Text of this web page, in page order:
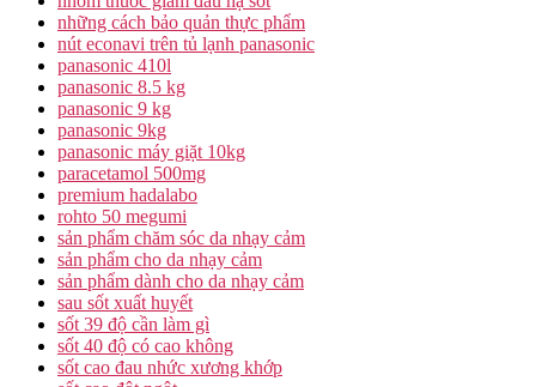
những cách bảo quản thực phẩm
nút econavi trên tủ lạnh panasonic
panasonic 410l
panasonic 8.5 kg
panasonic 9 kg
panasonic 9kg
panasonic máy giặt 10kg
paracetamol 500mg
premium hadalabo
rohto 50 megumi
sản phẩm chăm sóc da nhạy cảm
sản phẩm cho da nhạy cảm
sản phẩm dành cho da nhạy cảm
sau sốt xuất huyết
sốt 39 độ cần làm gì
sốt 40 độ có cao không
sốt cao đau nhức xương khớp